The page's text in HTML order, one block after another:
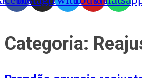
Categoria: